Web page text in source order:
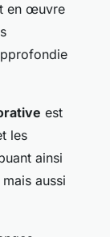
en œuvre
est
les
ainsi
aussi